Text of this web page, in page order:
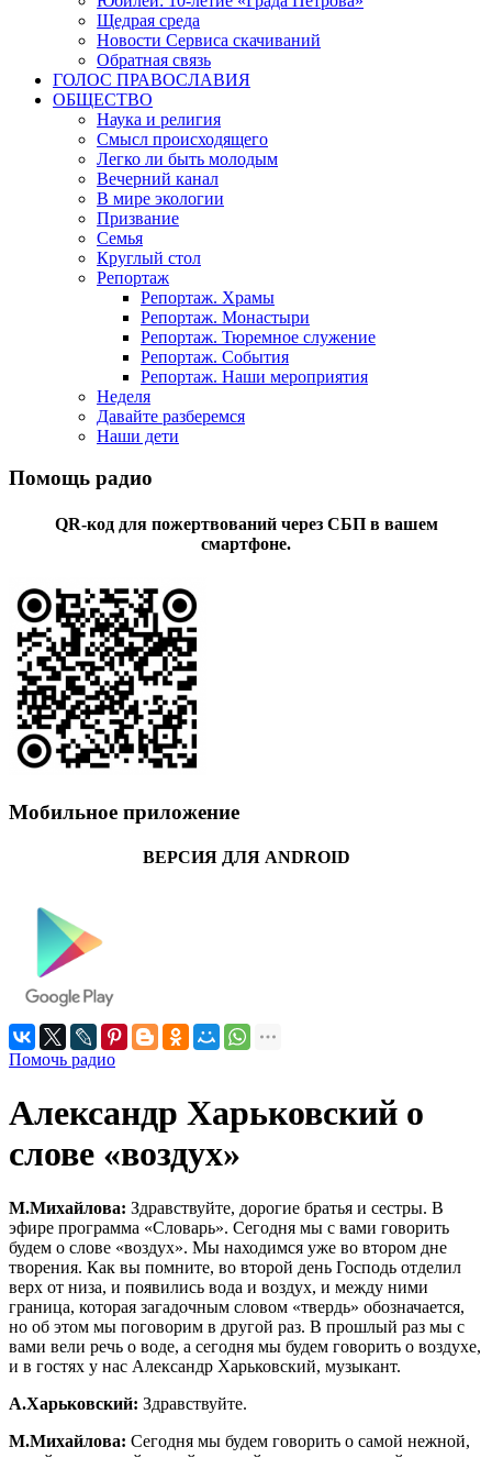
Щедрая среда
Новости Сервиса скачиваний
Обратная связь
ГОЛОС ПРАВОСЛАВИЯ
ОБЩЕСТВО
Наука и религия
Смысл происходящего
Легко ли быть молодым
Вечерний канал
В мире экологии
Призвание
Семья
Круглый стол
Репортаж
Репортаж. Храмы
Репортаж. Монастыри
Репортаж. Тюремное служение
Репортаж. События
Репортаж. Наши мероприятия
Неделя
Давайте разберемся
Наши дети
Помощь радио
QR-код для пожертвований через СБП в вашем
смартфоне.
Мобильное приложение
ВЕРСИЯ ДЛЯ ANDROID
Помочь радио
Александр Харьковский о
слове «воздух»
М.Михайлова: Здравствуйте, дорогие братья и сестры. В
эфире программа «Словарь». Сегодня мы с вами говорить
будем о слове «воздух». Мы находимся уже во втором дне
творения. Как вы помните, во второй день Господь отделил
верх от низа, и появились вода и воздух, и между ними
граница, которая загадочным словом «твердь» обозначается,
но об этом мы поговорим в другой раз. В прошлый раз мы с
вами вели речь о воде, а сегодня мы будем говорить о воздухе,
и в гостях у нас Александр Харьковский, музыкант.
А.Харьковский: Здравствуйте.
М.Михайлова: Сегодня мы будем говорить о самой нежной,